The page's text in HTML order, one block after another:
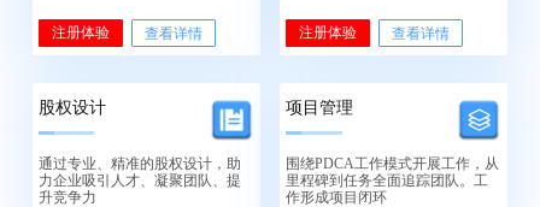
注册体验 查看详情 注册体验 查看详情
股权设计
通过专业、精准的股权设计，助
力企业吸引人才、凝聚团队、提
升竞争力
项目管理
围绕PDCA工作模式开展工作，从
里程碑到任务全面追踪团队。工
作形成项目闭环